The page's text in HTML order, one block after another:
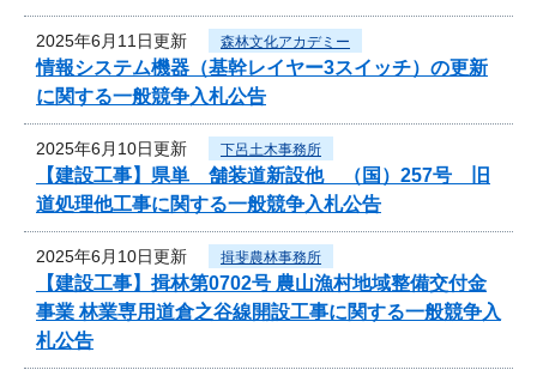
2025年6月11日更新 森林文化アカデミー
情報システム機器（基幹レイヤー3スイッチ）の更新
に関する一般競争入札公告
2025年6月10日更新 下呂土木事務所
【建設工事】県単 舗装道新設他 （国）257号 旧
道処理他工事に関する一般競争入札公告
2025年6月10日更新 揖斐農林事務所
【建設工事】揖林第0702号 農山漁村地域整備交付金
事業 林業専用道倉之谷線開設工事に関する一般競争入
札公告